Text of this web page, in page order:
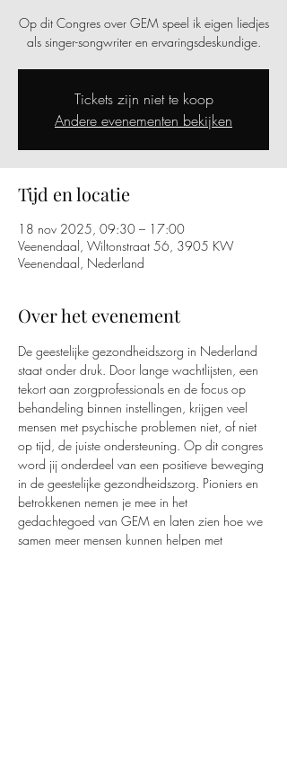
Op dit Congres over GEM speel ik eigen liedjes
als singer-songwriter en ervaringsdeskundige.
Tickets zijn niet te koop
Andere evenementen bekijken
Tijd en locatie
18 nov 2025, 09:30 – 17:00
Veenendaal, Wiltonstraat 56, 3905 KW
Veenendaal, Nederland
Over het evenement
De geestelijke gezondheidszorg in Nederland
staat onder druk. Door lange wachtlijsten, een
tekort aan zorgprofessionals en de focus op
behandeling binnen instellingen, krijgen veel
mensen met psychische problemen niet, of niet
op tijd, de juiste ondersteuning. Op dit congres
word jij onderdeel van een positieve beweging
in de geestelijke gezondheidszorg. Pioniers en
betrokkenen nemen je mee in het
gedachtegoed van GEM en laten zien hoe we
samen meer mensen kunnen helpen met